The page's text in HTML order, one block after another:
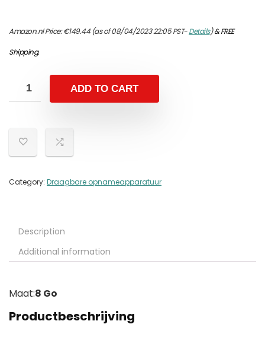
Amazon.nl Price:€149.44(as of 08/04/2023 22:05 PST-Details)&FREE
Shipping.
ADD TO CART
Category: Draagbare opnameapparatuur
Description
Additional information
Maat:8 Go
Productbeschrijving